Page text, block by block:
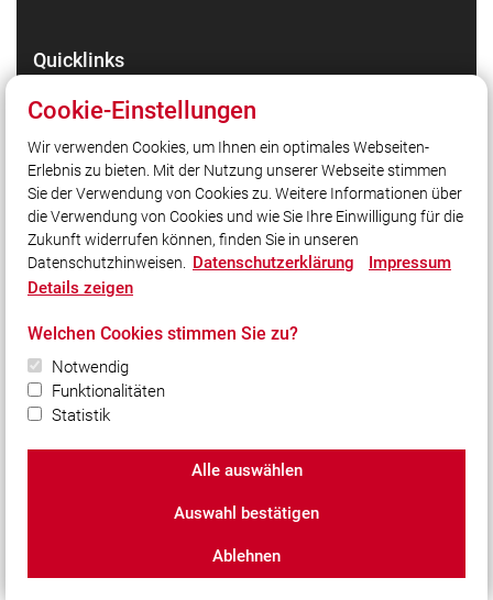
Quicklinks
Instagram - Bilder unserer Arbeit
TikTok - Kurzvideos zu unserer Arbeit
Stadt Starnberg
Kreisfeuerwehrverband Starnberg
Social Media
Bleiben Sie mit uns in Kontakt und vernetzen Sie sich
mit uns!
© 2026 Freiwillige Feuerwehr Starnberg, gegr. 1862 e.V.
Datenschutz|Cookie-Einstellungen
Cookie-Einstellungen
Wir verwenden Cookies, um Ihnen ein optimales Webseiten-
Erlebnis zu bieten. Mit der Nutzung unserer Webseite stimmen
Sie der Verwendung von Cookies zu. Weitere Informationen über
die Verwendung von Cookies und wie Sie Ihre Einwilligung für die
Zukunft widerrufen können, finden Sie in unseren
Datenschutzhinweisen. Datenschutzerklärung
Impressum
Details zeigen
Welchen Cookies stimmen Sie zu?
Notwendig
Funktionalitäten
Statistik
Alle auswählen
Auswahl bestätigen
Ablehnen